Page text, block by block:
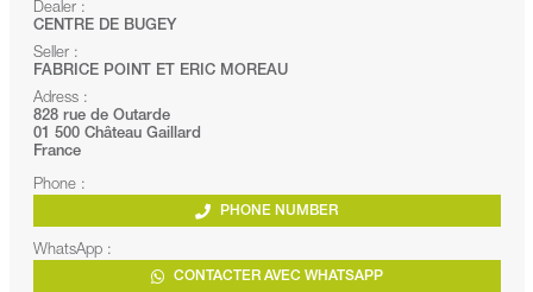
Dealer :
CENTRE DE BUGEY
Seller :
FABRICE POINT ET ERIC MOREAU
Adress :
828 rue de Outarde
01 500 Château Gaillard
France
Phone :
PHONE NUMBER
WhatsApp :
CONTACTER AVEC WHATSAPP